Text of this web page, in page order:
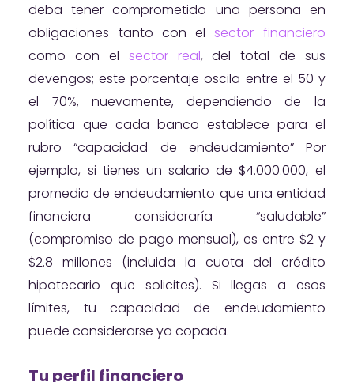
deba tener comprometido una persona en
obligaciones tanto con elsector financiero
como con el sector real, del total de sus
devengos; este porcentaje oscila entre el 50 y
el 70%, nuevamente, dependiendo de la
política que cada banco establece para el
rubro “capacidad de endeudamiento” Por
ejemplo, si tienes un salario de $4.000.000, el
promedio de endeudamiento que una entidad
financiera consideraría “saludable”
(compromiso de pago mensual), es entre $2 y
$2.8 millones (incluida la cuota del crédito
hipotecario que solicites). Si llegas a esos
límites, tu capacidad de endeudamiento
puede considerarse ya copada.
Tu perfil financiero